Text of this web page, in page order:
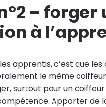
–
à
apprentis, c’est que
le même
surtout pour un
Apporter de